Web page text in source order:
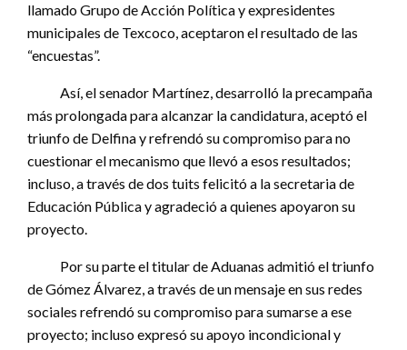
llamado Grupo de Acción Política y expresidentes
municipales de Texcoco, aceptaron el resultado de las
“encuestas”.
Así, el senador Martínez, desarrolló la precampaña
más prolongada para alcanzar la candidatura, aceptó el
triunfo de Delfina y refrendó su compromiso para no
cuestionar el mecanismo que llevó a esos resultados;
incluso, a través de dos tuits felicitó a la secretaria de
Educación Pública y agradeció a quienes apoyaron su
proyecto.
Por su parte el titular de Aduanas admitió el triunfo
de Gómez Álvarez, a través de un mensaje en sus redes
sociales refrendó su compromiso para sumarse a ese
proyecto; incluso expresó su apoyo incondicional y